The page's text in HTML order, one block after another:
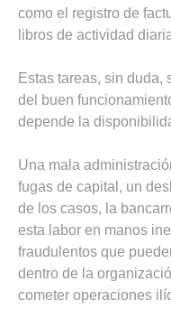
como el registro de
libros de actividad
Estas tareas, sin duda,
del buen
depende la
Una mala
fugas de capital, un
de los casos, la
esta labor en manos
fraudulentos que
dentro de la
cometer operaciones